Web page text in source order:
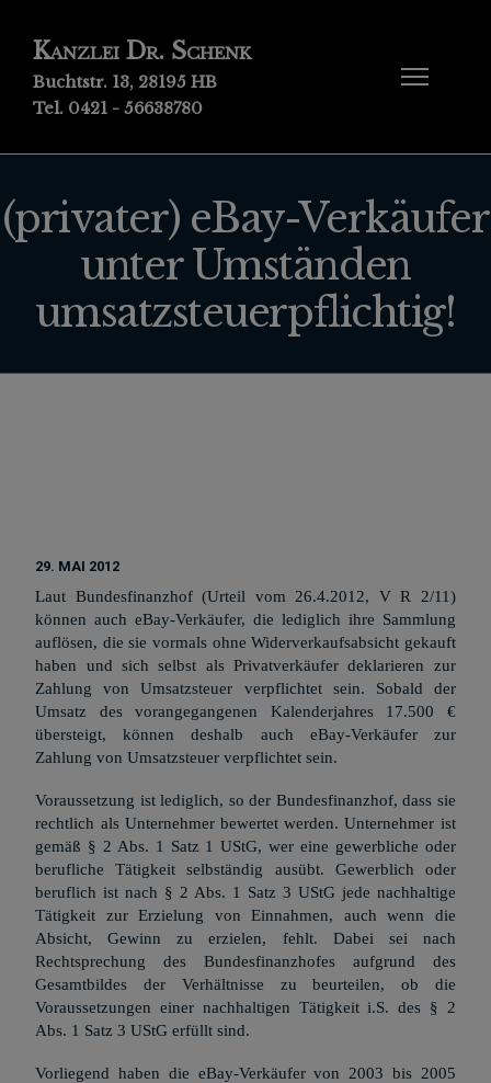
Kanzlei Dr. Schenk
Buchtstr. 13, 28195 HB
Tel. 0421 - 56638780
(privater) eBay-Verkäufer
unter Umständen
umsatzsteuerpflichtig!
29. MAI 2012
Laut Bundesfinanzhof (Urteil vom 26.4.2012, V R 2/11)
können auch eBay-Verkäufer, die lediglich ihre Sammlung
auflösen, die sie vormals ohne Widerverkaufsabsicht gekauft
haben und sich selbst als Privatverkäufer deklarieren zur
Zahlung von Umsatzsteuer verpflichtet sein. Sobald der
Umsatz des vorangegangenen Kalenderjahres 17.500 €
übersteigt, können deshalb auch eBay-Verkäufer zur
Zahlung von Umsatzsteuer verpflichtet sein.
Voraussetzung ist lediglich, so der Bundesfinanzhof, dass sie
rechtlich als Unternehmer bewertet werden. Unternehmer ist
gemäß § 2 Abs. 1 Satz 1 UStG, wer eine gewerbliche oder
berufliche Tätigkeit selbständig ausübt. Gewerblich oder
beruflich ist nach § 2 Abs. 1 Satz 3 UStG jede nachhaltige
Tätigkeit zur Erzielung von Einnahmen, auch wenn die
Absicht, Gewinn zu erzielen, fehlt. Dabei sei nach
Rechtsprechung des Bundesfinanzhofes aufgrund des
Gesamtbildes der Verhältnisse zu beurteilen, ob die
Voraussetzungen einer nachhaltigen Tätigkeit i.S. des § 2
Abs. 1 Satz 3 UStG erfüllt sind.
Vorliegend haben die eBay-Verkäufer von 2003 bis 2005